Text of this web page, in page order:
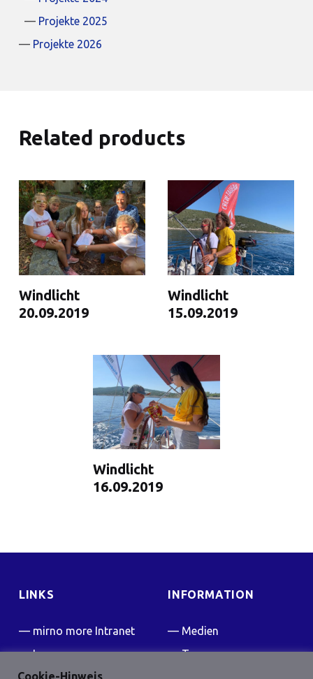
Projekte 2025
Projekte 2026
Related products
Windlicht
20.09.2019
Windlicht
15.09.2019
Windlicht
16.09.2019
LINKS
mirno more Intranet
Impressum
INFORMATION
Medien
Team
Cookie-Hinweis